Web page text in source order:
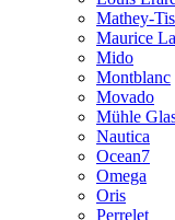
Mathey-
Maurice
Mido
Montblanc
Movado
Mühle
Nautica
Ocean7
Omega
Oris
Perrelet